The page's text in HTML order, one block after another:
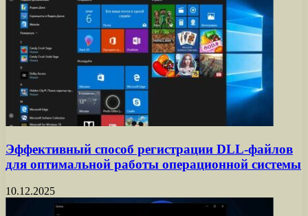
Эффективный способ регистрации DLL-файлов
для оптимальной работы операционной системы
10.12.2025